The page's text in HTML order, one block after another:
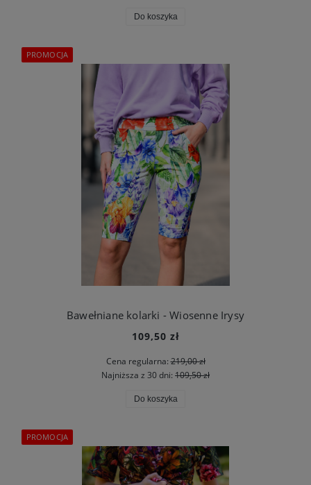
Do koszyka
Bawełniane kolarki - Wiosenne Irysy
109,50 zł
Cena regularna:219,00 zł
Najniższa z 30 dni: 109,50 zł
Do koszyka
PROMOCJA
PROMOCJA